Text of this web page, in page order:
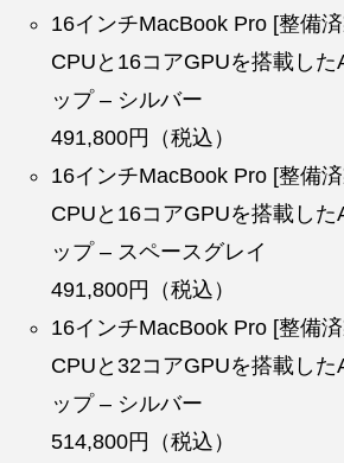
16インチMacBook Pro [整備
CPUと16コアGPUを搭載した
ップ – シルバー
491,800円（税込）
16インチMacBook Pro [整備
CPUと16コアGPUを搭載した
ップ – スペースグレイ
491,800円（税込）
16インチMacBook Pro [整備
CPUと32コアGPUを搭載し
ップ – シルバー
514,800円（税込）